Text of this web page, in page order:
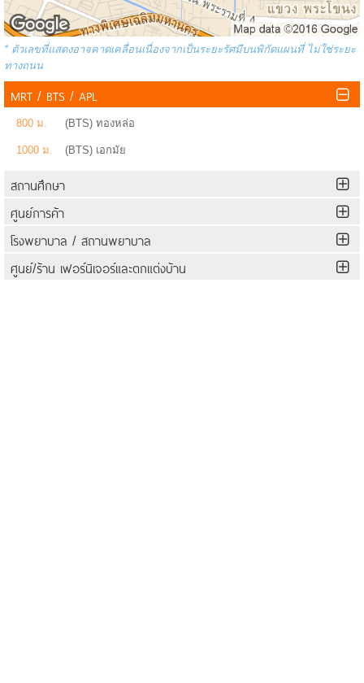
* ตัวเลขที่แสดงอาจคาดเคลื่อนเนื่องจากเป็นระยะรัศมีบนพิกัดแผนที่ ไม่ใช่ระยะ
ทางถนน
MRT / BTS / APL
800 ม. (BTS) ทองหล่อ
1000 ม. (BTS) เอกมัย
สถานศึกษา
ศูนย์การค้า
โรงพยาบาล / สถานพยาบาล
ศูนย์/ร้าน เฟอร์นิเจอร์และตกแต่งบ้าน